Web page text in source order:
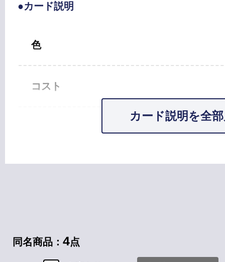
●カード説明
色
コスト
カード説明を全
同名商品：4点